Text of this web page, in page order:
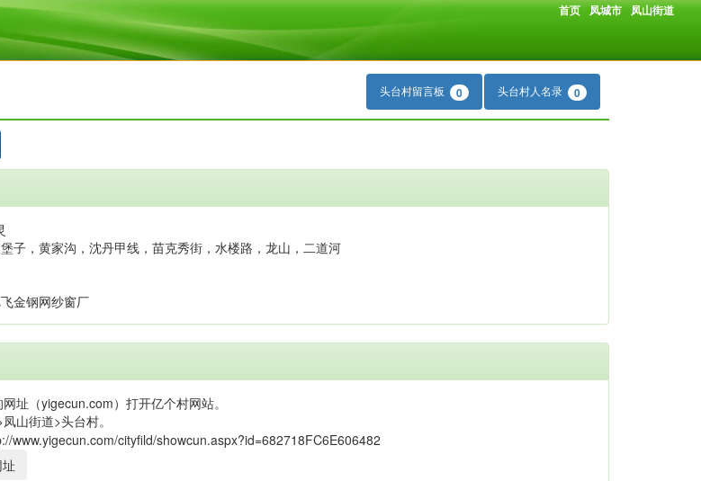
首页 凤城市 凤山街道
头台村留言板 0 头台村人名录 0
子，黄家沟，沈丹甲线，苗克秀街，水楼路，龙山，二道河
金钢网纱窗厂
址（yigecun.com）打开亿个村网站。
山街道>头台村。